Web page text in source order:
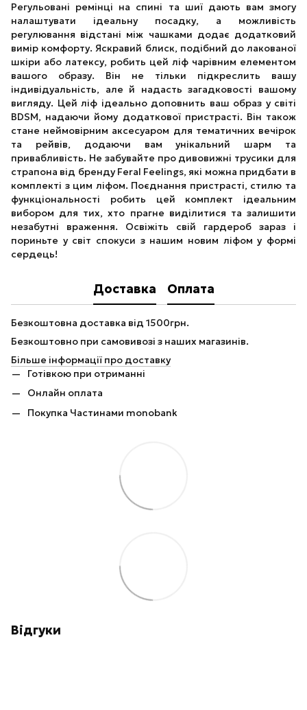
Регульовані ремінці на спині та шиї дають вам змогу
налаштувати ідеальну посадку, а можливість
регулювання відстані між чашками додає додатковий
вимір комфорту. Яскравий блиск, подібний до лакованої
шкіри або латексу, робить цей ліф чарівним елементом
вашого образу. Він не тільки підкреслить вашу
індивідуальність, але й надасть загадковості вашому
вигляду. Цей ліф ідеально доповнить ваш образ у світі
BDSM, надаючи йому додаткової пристрасті. Він також
стане неймовірним аксесуаром для тематичних вечірок
та рейвів, додаючи вам унікальний шарм та
привабливість. Не забувайте про дивовижні трусики для
страпона від бренду Feral Feelings, які можна придбати в
комплекті з цим ліфом. Поєднання пристрасті, стилю та
функціональності робить цей комплект ідеальним
вибором для тих, хто прагне виділитися та залишити
незабутні враження. Освіжіть свій гардероб зараз і
пориньте у світ спокуси з нашим новим ліфом у формі
сердець!
Доставка Оплата
Безкоштовна доставка від 1500грн.
Безкоштовно при самовивозі з наших магазинів.
Більше інформації про доставку
Готівкою при отриманні
Онлайн оплата
Покупка Частинами monobank
Відгуки